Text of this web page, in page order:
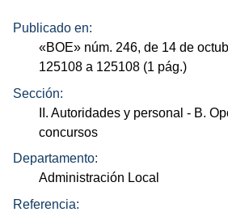
Publicado en:
«BOE» núm. 246, de 14 de
125108 a 125108 (1 pág.)
Sección:
II. Autoridades y personal - B.
concursos
Departamento:
Administración Local
Referencia: